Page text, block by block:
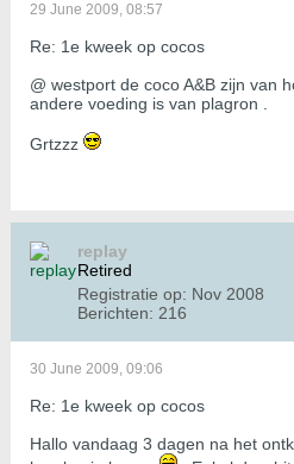
29 June 2009, 08:57
Re: 1e kweek op cocos
@ westport de coco A&B zijn van
andere voeding is van plagron .
Grtzzz
replay
Retired
Registratie op: Nov 2008
Berichten: 216
30 June 2009, 09:06
Re: 1e kweek op cocos
Hallo vandaag 3 dagen na het